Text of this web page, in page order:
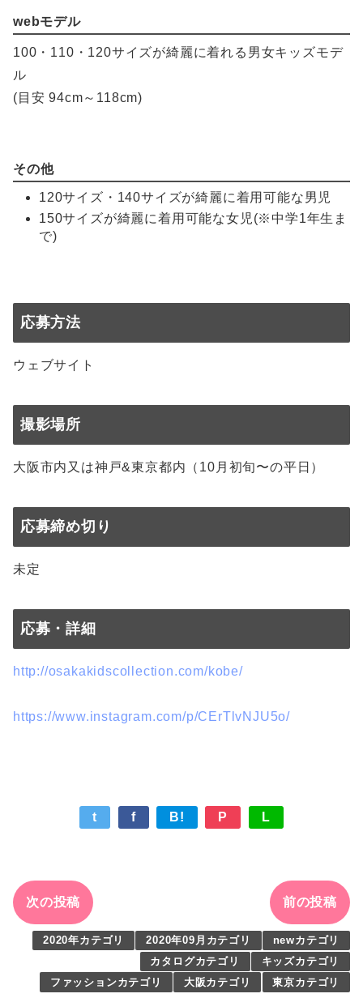
webモデル
100・110・120サイズが綺麗に着れる男女キッズモデ
ル
(目安 94cm～118cm)
その他
120サイズ・140サイズが綺麗に着用可能な男児
150サイズが綺麗に着用可能な女児(※中学1年生ま
で)
応募方法
ウェブサイト
撮影場所
大阪市内又は神戸&東京都内（10月初旬〜の平日）
応募締め切り
未定
応募・詳細
http://osakakidscollection.com/kobe/
https://www.instagram.com/p/CErTlvNJU5o/
t f B! P L
次の投稿 前の投稿
2020年カテゴリ 2020年09月カテゴリ
newカテゴリ
カタログカテゴリ
キッズカテゴリ
ファッションカテゴリ
大阪カテゴリ 東京カテゴリ